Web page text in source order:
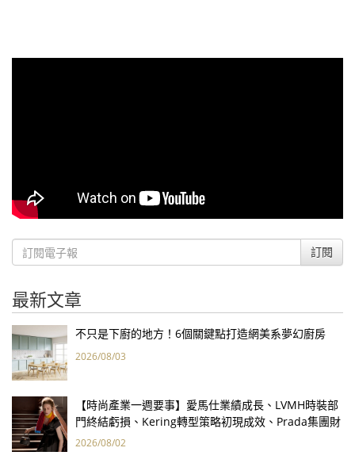
訂閱
最新文章
不只是下廚的地方！6個關鍵點打造網美系夢幻廚房
2026/08/03
【時尚產業一週要事】愛馬仕業績成長、LVMH時裝部
門終結虧損、Kering轉型策略初現成效、Prada集團財
報亮眼
2026/08/02